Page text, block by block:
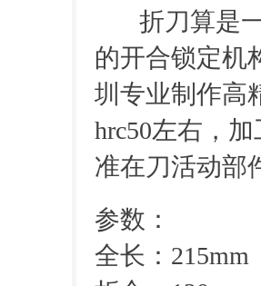
折刀算是一
的开合锁定机
圳专业制作高
hrc50左右，
准在刀活动部
参数：
全长：215mm